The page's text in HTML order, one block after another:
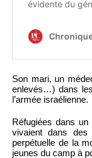
Son mari, un
enlevés…) dans
l’armée israélienne.
Réfugiées dans
vivaient dans des
perpétuelle de la
jeunes du camp à